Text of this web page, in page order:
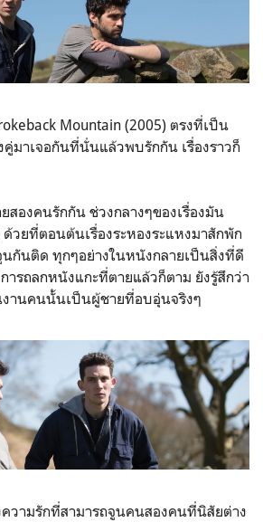
Mountain (2005) ตรงที่เป็น
มาเจอกันที่นั่นแล้วพบรักกัน เรื่องราวก็
สองคนรักกัน ช่วงกลางๆของเรื่องมัน
วยที่ตอนต้นเรื่องระหองระแหงมาสักพัก
กันติด ทุกๆอย่างในหนังกลายเป็นสิ่งที่ดี
ารถลกหนังแกะที่ตายแล้วก็ตาม ยังรู้สึกว่า
านคนนั้นเป็นผู้ชายที่อบอุ่นจริงๆ
วามรักที่สามารถจูนคนสองคนที่นิสัยต่าง